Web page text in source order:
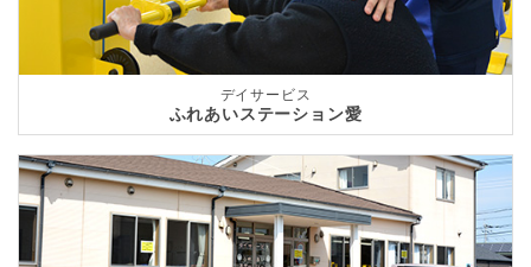
デイサービス
ふれあいステーション愛